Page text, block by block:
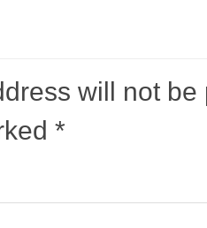
will not be
*